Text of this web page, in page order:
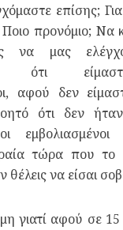
επίσης;
Ποιο προνόμιο; Να
να μας
ότι
αφού δεν
ότι δεν
εμβολιασμένοι
τώρα που το
να είσαι
γιατί αφού σε 15